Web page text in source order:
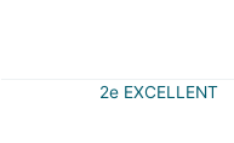
2e EXCELLENT